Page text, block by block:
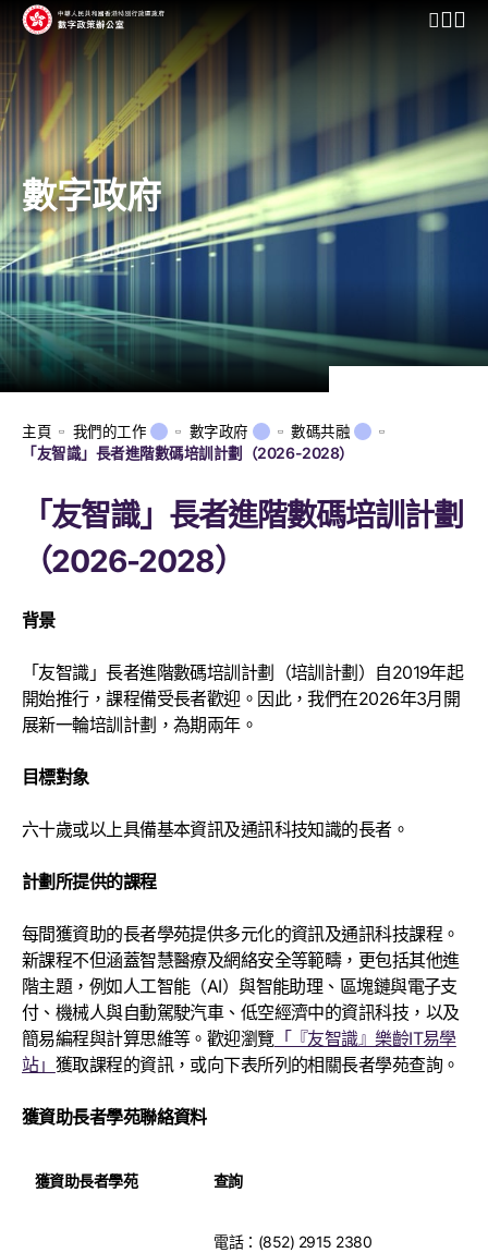
開啟行
數字政府
主頁 我們的工作 數字政府
數碼共融
「友智識」長者進階數碼培訓計劃（2026-2028）
「友智識」長者進階數碼培訓計劃
（2026-2028）
背景
「友智識」長者進階數碼培訓計劃（培訓計劃）自2019年起
開始推行，課程備受長者歡迎。因此，我們在2026年3月開
展新一輪培訓計劃，為期兩年。
目標對象
六十歲或以上具備基本資訊及通訊科技知識的長者。
計劃所提供的課程
每間獲資助的長者學苑提供多元化的資訊及通訊科技課程。
新課程不但涵蓋智慧醫療及網絡安全等範疇，更包括其他進
階主題，例如人工智能（AI）與智能助理、區塊鏈與電子支
付、機械人與自動駕駛汽車、低空經濟中的資訊科技，以及
簡易編程與計算思維等。歡迎瀏覽「『友智識』樂齡IT易學
站」 獲取課程的資訊，或向下表所列的相關長者學苑查詢。
獲資助長者學苑聯絡資料
獲資助長者學苑 查詢
電話：(852) 2915 2380